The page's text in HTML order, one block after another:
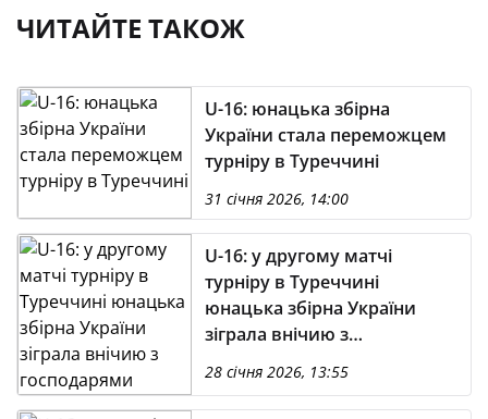
ЧИТАЙТЕ ТАКОЖ
U-16: юнацька збірна
України стала переможцем
турніру в Туреччині
31 січня 2026, 14:00
U-16: у другому матчі
турніру в Туреччині
юнацька збірна України
зіграла внічию з
господарями
28 січня 2026, 13:55